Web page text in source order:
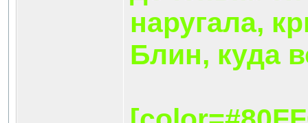
наругала,
Блин, куда